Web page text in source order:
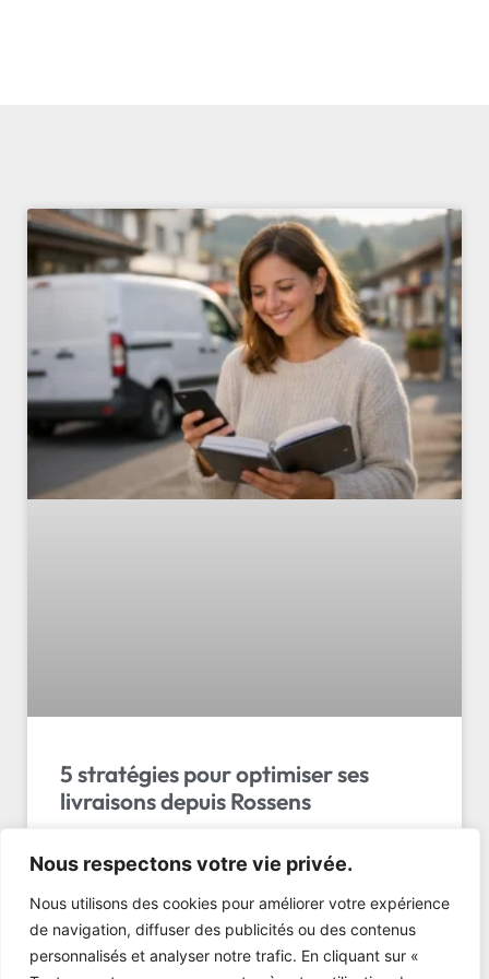
Nous respectons votre vie privée.
Nous utilisons des cookies pour améliorer votre expérience
de navigation, diffuser des publicités ou des contenus
personnalisés et analyser notre trafic. En cliquant sur «
5 stratégies pour optimiser ses
livraisons depuis Rossens
5 stratégies éprouvées pour optimiser vos livraisons
depuis Rossens avant les périodes de rush.
Réduisez vos coûts de 25% et gagnez en
ponctualité.